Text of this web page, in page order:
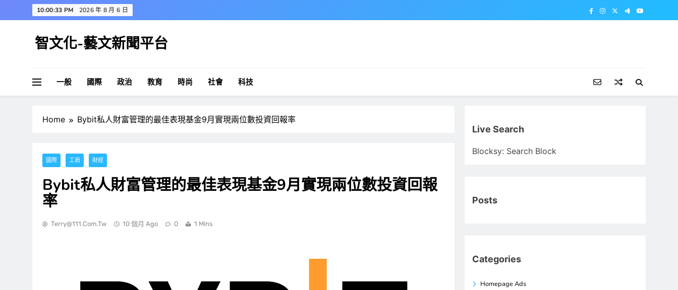
to
10:00:34 PM 2026 年 8 月 6 日
智文化-藝文新聞平台
一般 國際 政治 教育 時尚 社會 科技
Home Bybit私人財富管理的最佳表現基金9月實現兩位數投資回報率
國際 工商 財經
Bybit私人財富管理的最佳表現基金9月實現兩位數投資回報
率
Terry@111.com.tw 10 個月 Ago 0 1 Mins
Live Search
Blocksy: Search Block
Posts
Categories
Homepage Ads